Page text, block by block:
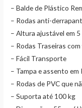
– Balde de Plástico
– Rodas anti-
– Altura ajustável em 5
– Rodas Traseiras
– Fácil Transporte
– Tampa e assento
– Rodas de PVC que
– Suporta até 100 kg